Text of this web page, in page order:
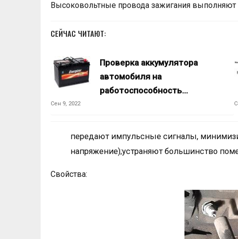
Высоковольтные провода зажигания
СЕЙЧАС ЧИТАЮТ:
Проверка аккумулятора
автомобиля на
работоспособность…
Сен 9, 2022
передают импульсные сигналы,
напряжение);устраняют большинство
Свойства: